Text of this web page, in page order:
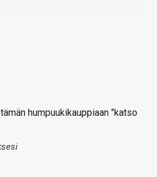
humpuukikauppiaan "katso